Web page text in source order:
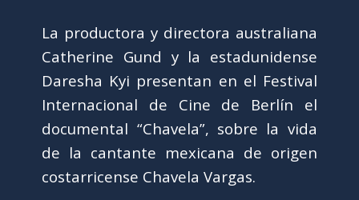
La productora y directora australiana
Catherine Gund y la estadunidense
Daresha Kyi presentan en el Festival
Internacional de Cine de Berlín el
documental “Chavela”, sobre la vida
de la cantante mexicana de origen
costarricense Chavela Vargas.